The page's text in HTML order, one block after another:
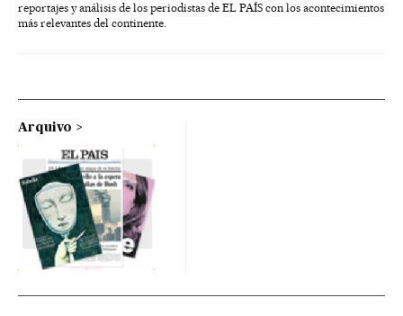
reportajes y análisis de los periodistas de EL PAÍS con los acontecimientos
más relevantes del continente.
Arquivo